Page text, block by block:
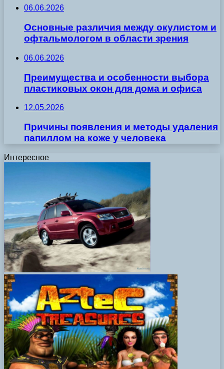
06.06.2026
Основные различия между окулистом и
офтальмологом в области зрения
06.06.2026
Преимущества и особенности выбора
пластиковых окон для дома и офиса
12.05.2026
Причины появления и методы удаления
папиллом на коже у человека
Интересное